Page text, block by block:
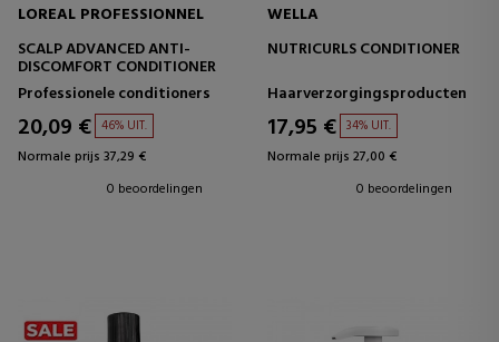
LOREAL PROFESSIONNEL
SCALP ADVANCED ANTI-
DISCOMFORT CONDITIONER
Professionele conditioners
20,09 € 46% UIT.
Normale prijs 37,29 €
0 beoordelingen
WELLA
NUTRICURLS CONDITIONER
Haarverzorgingsproducten
17,95 € 34% UIT.
Normale prijs 27,00 €
0 beoordelingen